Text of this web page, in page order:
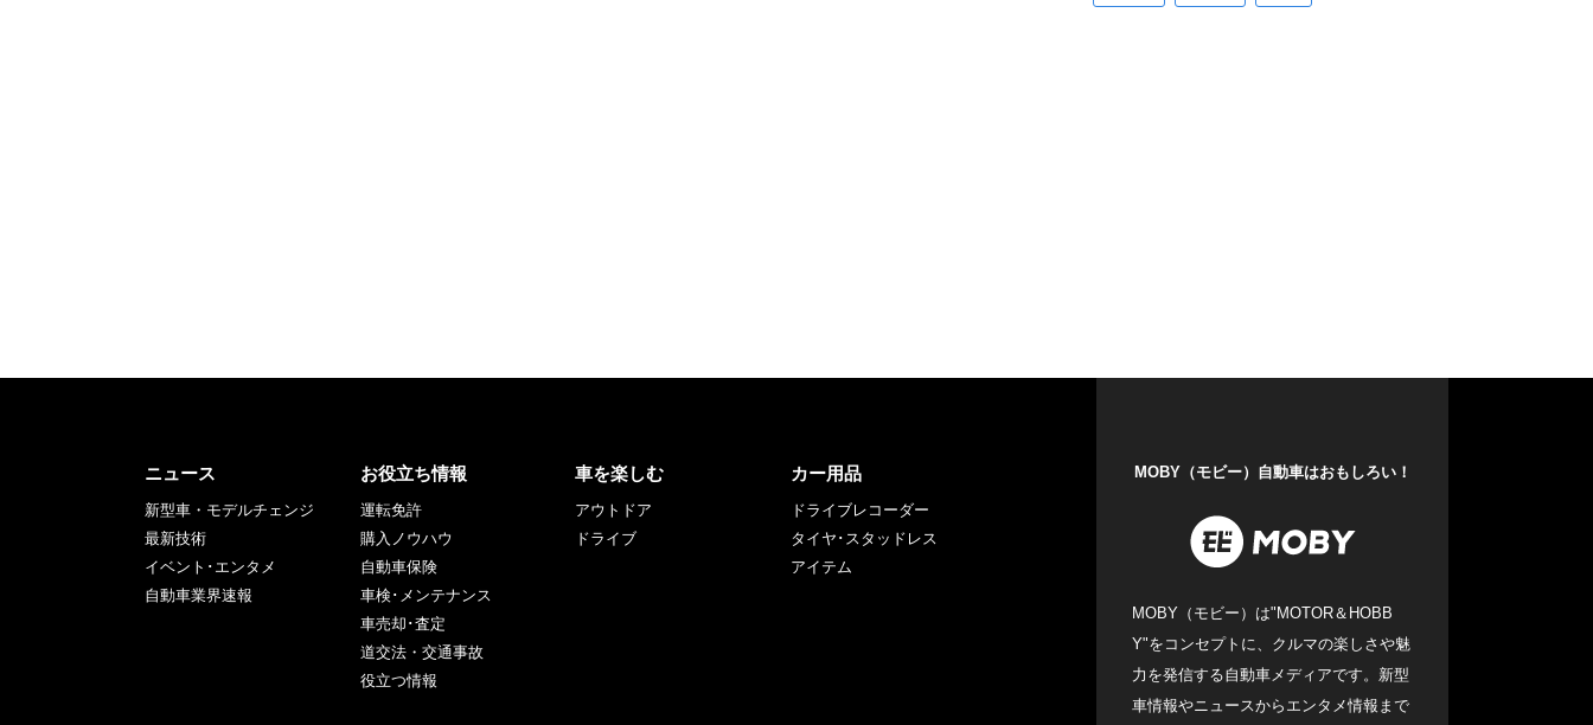
ニュース
新型車・モデルチェンジ
最新技術
イベント･エンタメ
自動車業界速報
お役立ち情報
運転免許
購入ノウハウ
自動車保険
車検･メンテナンス
車売却･査定
道交法・交通事故
役立つ情報
車を楽しむ
アウトドア
ドライブ
カー用品
ドライブレコーダー
タイヤ･スタッドレス
アイテム
MOBY（モビー）自動車はおもしろい！
MOBY（モビー）は"MOTOR＆HOBB
Y"をコンセプトに、クルマの楽しさや魅
力を発信する自動車メディアです。新型
車情報やニュースからエンタメ情報まで